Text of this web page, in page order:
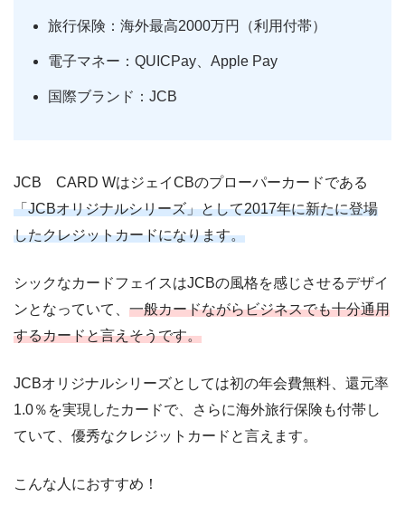
旅行保険：海外最高2000万円（利用付帯）
電子マネー：QUICPay、Apple Pay
国際ブランド：JCB
JCB CARD WはジェイCBのプローパーカードである
「JCBオリジナルシリーズ」として2017年に新たに登場
したクレジットカードになります。
シックなカードフェイスはJCBの風格を感じさせるデザイ
ンとなっていて、 一般カードながらビジネスでも十分通用
するカードと言えそうです。
JCBオリジナルシリーズとしては初の年会費無料、還元率
1.0％を実現したカードで、さらに海外旅行保険も付帯し
ていて、優秀なクレジットカードと言えます。
こんな人におすすめ！